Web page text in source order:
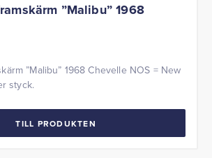
”Malibu” 1968
”Malibu” 1968 Chevelle NOS = New
styck.
TILL PRODUKTEN